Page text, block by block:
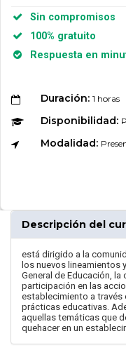
Sin compromisos
100% gratuito
Respuesta en
Duración: 1 horas
Disponibilidad:
Modalidad:
Descripción del
está dirigido a la
los nuevos lineamientos
General de Educación,
participación en las
establecimiento a través
prácticas educativas.
aquellas temáticas que
quehacer en un